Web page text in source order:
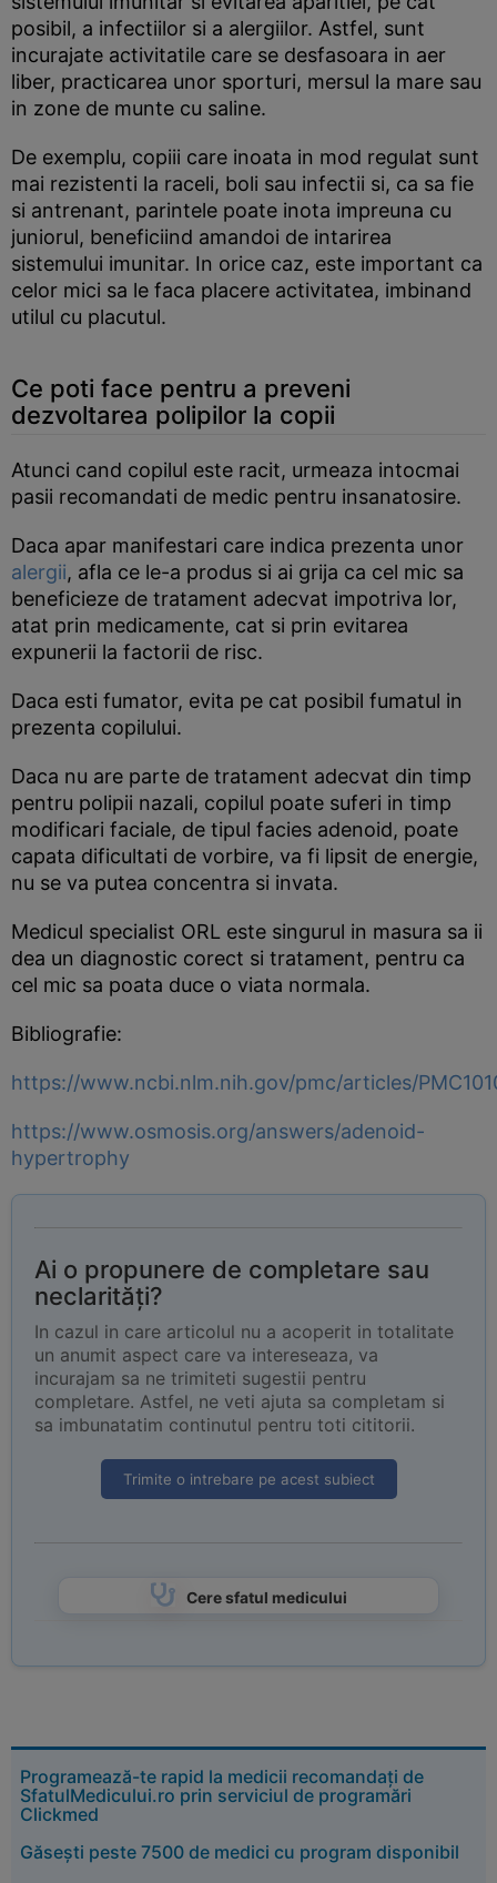
posibil, a infectiilor si a alergiilor. Astfel, sunt
incurajate activitatile care se desfasoara in aer
liber, practicarea unor sporturi, mersul la mare sau
in zone de munte cu saline.
De exemplu, copiii care inoata in mod regulat sunt
mai rezistenti la raceli, boli sau infectii si, ca sa fie
si antrenant, parintele poate inota impreuna cu
juniorul, beneficiind amandoi de intarirea
sistemului imunitar. In orice caz, este important ca
celor mici sa le faca placere activitatea, imbinand
utilul cu placutul.
Ce poti face pentru a preveni
dezvoltarea polipilor la copii
Atunci cand copilul este racit, urmeaza intocmai
pasii recomandati de medic pentru insanatosire.
Daca apar manifestari care indica prezenta unor
alergii, afla ce le-a produs si ai grija ca cel mic sa
beneficieze de tratament adecvat impotriva lor,
atat prin medicamente, cat si prin evitarea
expunerii la factorii de risc.
Daca esti fumator, evita pe cat posibil fumatul in
prezenta copilului.
Daca nu are parte de tratament adecvat din timp
pentru polipii nazali, copilul poate suferi in timp
modificari faciale, de tipul facies adenoid, poate
capata dificultati de vorbire, va fi lipsit de energie,
nu se va putea concentra si invata.
Medicul specialist ORL este singurul in masura sa ii
dea un diagnostic corect si tratament, pentru ca
cel mic sa poata duce o viata normala.
Bibliografie:
https://www.ncbi.nlm.nih.gov/pmc/articles/
https://www.osmosis.org/answers/adenoid-
hypertrophy
Ai o propunere de completare sau
neclarități?
In cazul in care articolul nu a acoperit in totalitate
un anumit aspect care va intereseaza, va
incurajam sa ne trimiteti sugestii pentru
completare. Astfel, ne veti ajuta sa completam si
sa imbunatatim continutul pentru toti cititorii.
Trimite o intrebare pe acest subiect
Cere sfatul medicului
Programează-te rapid la medicii recomandați de
SfatulMedicului.ro prin serviciul de programări
Clickmed
Găsești peste 7500 de medici cu program disponibil